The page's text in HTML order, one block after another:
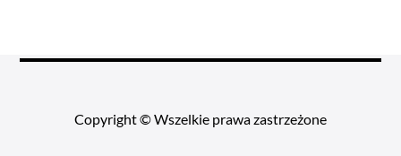
Copyright © Wszelkie prawa zastrzeżone